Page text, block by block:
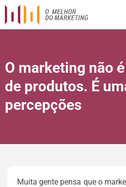
O marketing não
de produtos. É
percepções
Muita gente pensa que o